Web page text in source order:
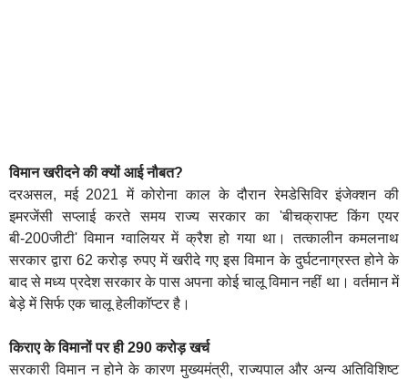
विमान खरीदने की क्यों आई नौबत?
दरअसल, मई 2021 में कोरोना काल के दौरान रेमडेसिविर इंजेक्शन की
इमरजेंसी सप्लाई करते समय राज्य सरकार का 'बीचक्राफ्ट किंग एयर
बी-200जीटी' विमान ग्वालियर में क्रैश हो गया था। तत्कालीन कमलनाथ
सरकार द्वारा 62 करोड़ रुपए में खरीदे गए इस विमान के दुर्घटनाग्रस्त होने के
बाद से मध्य प्रदेश सरकार के पास अपना कोई चालू विमान नहीं था। वर्तमान में
बेड़े में सिर्फ एक चालू हेलीकॉप्टर है।
किराए के विमानों पर ही 290 करोड़ खर्च
सरकारी विमान न होने के कारण मुख्यमंत्री, राज्यपाल और अन्य अतिविशिष्ट